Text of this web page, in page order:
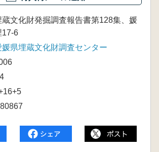
蔵文化財発掘調査報告書第128集、媛
17-6
媛県埋蔵文化財調査センター